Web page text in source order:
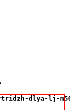
dlya-lj-m506dn-